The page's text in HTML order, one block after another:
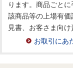
ります。商品ごと
該商品等の上場有
見書、お客さま向け
お取引にあ